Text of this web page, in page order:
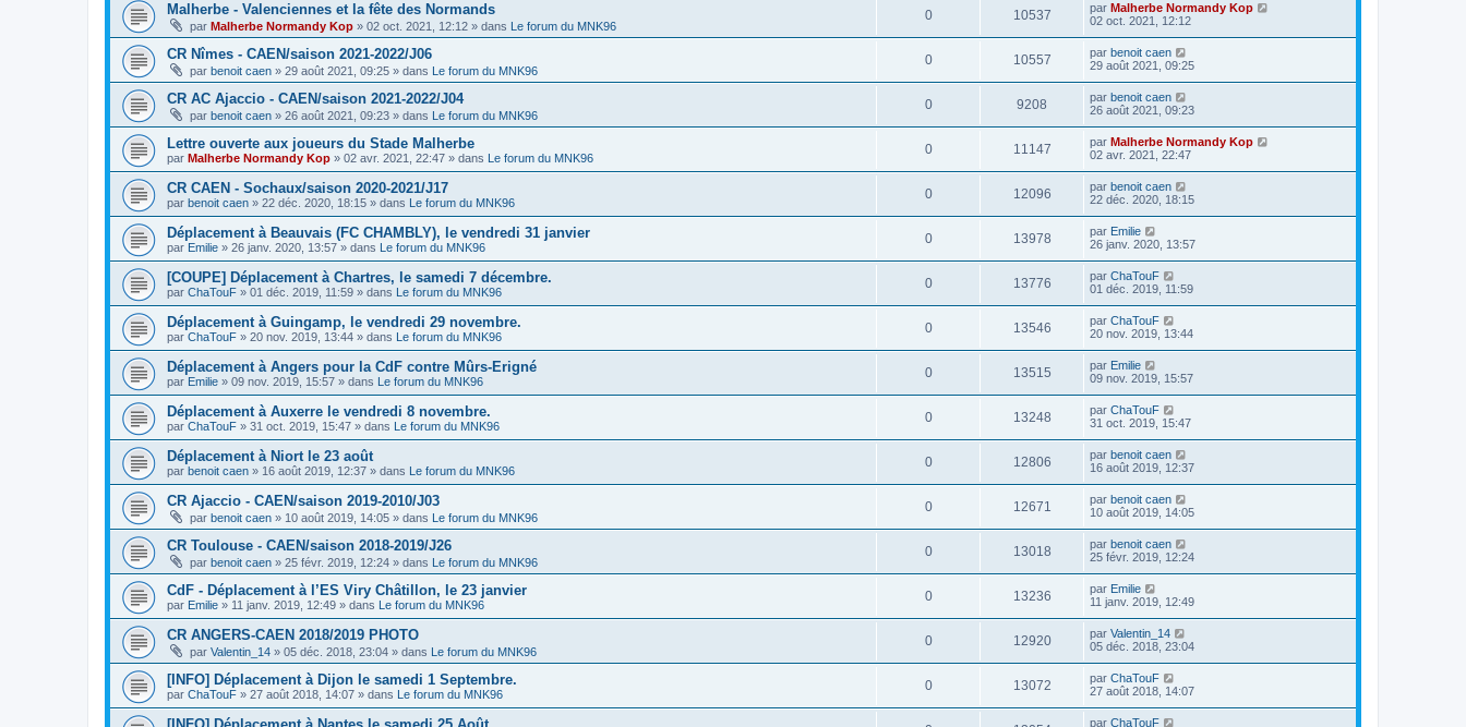
Malherbe - Valenciennes et la fête des Normands
par Malherbe Normandy Kop » 02 oct. 2021, 12:12 » dans Le forum du MNK96
0 10537 par Malherbe Normandy Kop
02 oct. 2021, 12:12
CR Nîmes - CAEN/saison 2021-2022/J06
par benoit caen » 29 août 2021, 09:25 » dans Le forum du MNK96
0 10557 par benoit caen
29 août 2021, 09:25
CR AC Ajaccio - CAEN/saison 2021-2022/J04
par benoit caen » 26 août 2021, 09:23 » dans Le forum du MNK96
0 9208 par benoit caen
26 août 2021, 09:23
Lettre ouverte aux joueurs du Stade Malherbe
par Malherbe Normandy Kop » 02 avr. 2021, 22:47 » dans Le forum du MNK96
0 11147 par Malherbe Normandy Kop
02 avr. 2021, 22:47
CR CAEN - Sochaux/saison 2020-2021/J17
par benoit caen » 22 déc. 2020, 18:15 » dans Le forum du MNK96
0 12096 par benoit caen
22 déc. 2020, 18:15
Déplacement à Beauvais (FC CHAMBLY), le vendredi 31 janvier
par Emilie » 26 janv. 2020, 13:57 » dans Le forum du MNK96
0 13978 par Emilie
26 janv. 2020, 13:57
[COUPE] Déplacement à Chartres, le samedi 7 décembre.
par ChaTouF » 01 déc. 2019, 11:59 » dans Le forum du MNK96
0 13776 par ChaTouF
01 déc. 2019, 11:59
Déplacement à Guingamp, le vendredi 29 novembre.
par ChaTouF » 20 nov. 2019, 13:44 » dans Le forum du MNK96
0 13546 par ChaTouF
20 nov. 2019, 13:44
Déplacement à Angers pour la CdF contre Mûrs-Erigné
par Emilie » 09 nov. 2019, 15:57 » dans Le forum du MNK96
0 13515 par Emilie
09 nov. 2019, 15:57
Déplacement à Auxerre le vendredi 8 novembre.
par ChaTouF » 31 oct. 2019, 15:47 » dans Le forum du MNK96
0 13248 par ChaTouF
31 oct. 2019, 15:47
Déplacement à Niort le 23 août
par benoit caen » 16 août 2019, 12:37 » dans Le forum du MNK96
0 12806 par benoit caen
16 août 2019, 12:37
CR Ajaccio - CAEN/saison 2019-2010/J03
par benoit caen » 10 août 2019, 14:05 » dans Le forum du MNK96
0 12671 par benoit caen
10 août 2019, 14:05
CR Toulouse - CAEN/saison 2018-2019/J26
par benoit caen » 25 févr. 2019, 12:24 » dans Le forum du MNK96
0 13018 par benoit caen
25 févr. 2019, 12:24
CdF - Déplacement à l’ES Viry Châtillon, le 23 janvier
par Emilie » 11 janv. 2019, 12:49 » dans Le forum du MNK96
0 13236 par Emilie
11 janv. 2019, 12:49
CR ANGERS-CAEN 2018/2019 PHOTO
par Valentin_14 » 05 déc. 2018, 23:04 » dans Le forum du MNK96
0 12920 par Valentin_14
05 déc. 2018, 23:04
[INFO] Déplacement à Dijon le samedi 1 Septembre.
par ChaTouF » 27 août 2018, 14:07 » dans Le forum du MNK96
0 13072 par ChaTouF
27 août 2018, 14:07
par ChaTouF